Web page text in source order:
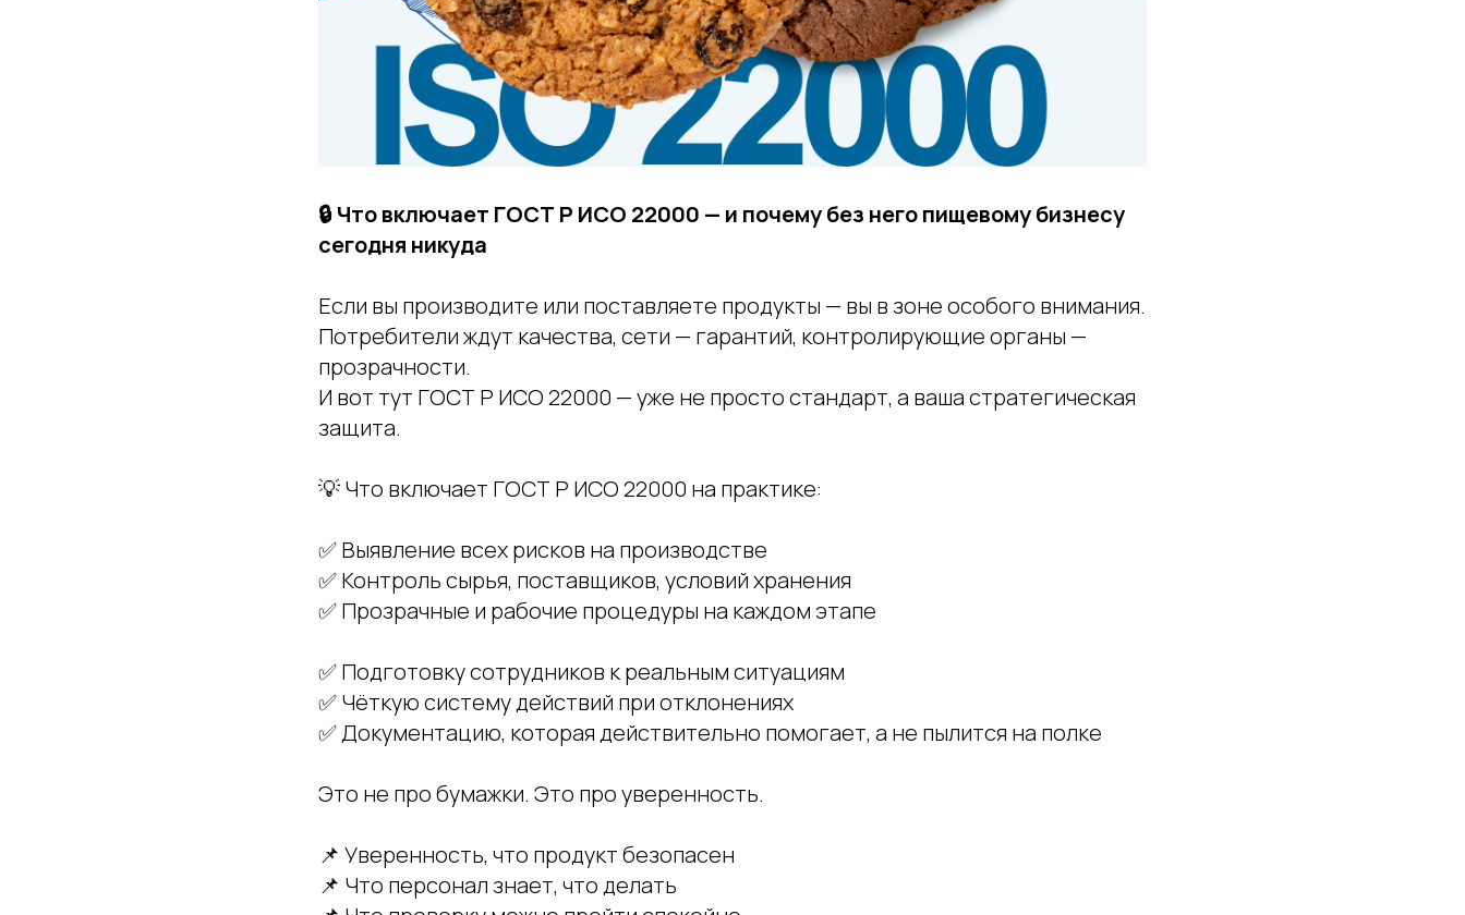
🔒 Что включает ГОСТ Р ИСО 22000 — и почему без него пищевому бизнесу
сегодня никуда
Если вы производите или поставляете продукты — вы в зоне особого внимания.
Потребители ждут качества, сети — гарантий, контролирующие органы —
прозрачности.
И вот тут ГОСТ Р ИСО 22000 — уже не просто стандарт, а ваша стратегическая
защита.
💡 Что включает ГОСТ Р ИСО 22000 на практике:
✅ Выявление всех рисков на производстве
✅ Контроль сырья, поставщиков, условий хранения
✅ Прозрачные и рабочие процедуры на каждом этапе
✅ Подготовку сотрудников к реальным ситуациям
✅ Чёткую систему действий при отклонениях
✅ Документацию, которая действительно помогает, а не пылится на полке
Это не про бумажки. Это про уверенность.
📌 Уверенность, что продукт безопасен
📌 Что персонал знает, что делать